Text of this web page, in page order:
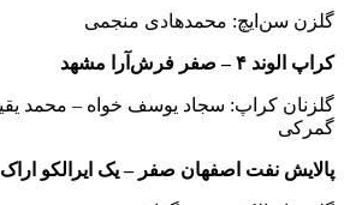
گلزن سن‌ایچ: محمدهادی منجمی
کراپ الوند ۴ – صفر فرش‌آرا مشهد
گمرکی
پالایش نفت اصفهان صفر – یک ایرالکو اراک